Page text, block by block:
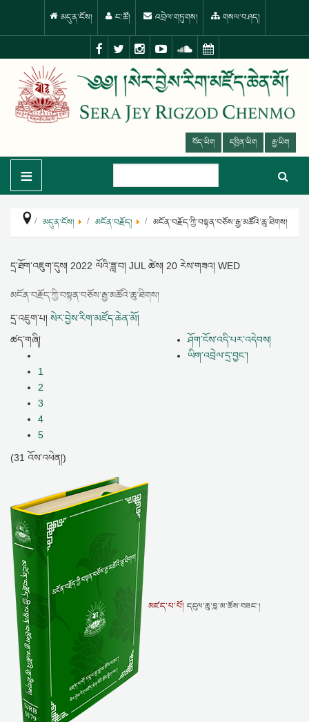
མདུན་ངོས། ང་ཚོ། འབྲེལ་གཏུགས། གསལ་བཤད།
བོད་ཡིག དབྱིན་ཡིག རྒྱ་ཡིག
≡
མདུན་ངོས། མངོན་བརྗོད། མངོན་བརྗོད་ཀྱི་བསྟན་བཅོས་རྒྱ་མཚོའི་ཆུ་ཐིགས།
དྲ་ཐོག་འཇུག་དུས། 2022 ལོའི་ཟླ་བ། JUL ཚེས། 20 རེས་གཟའ། WED
མངོན་བརྗོད་ཀྱི་བསྟན་བཅོས་རྒྱ་མཚོའི་ཆུ་ཐིགས།
དྲ་འཇུག་པ། སེར་བྱེས་རིག་མཛོད་ཆེན་མོ།
ཤོག་ངོས་འདི་པར་འདེབས།
ཡིག་འབྲེལ་དྲ་བྱང་།
ཚད་གཞི།
1
2
3
4
5
(31 འོས་འཕེན།)
མཛད་པ་པོ།དངུལ་ཆུ་བླ་མ་ཆོས་བཟང་།